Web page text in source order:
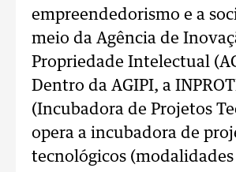
empreendedorismo e a
meio da Agência de
Propriedade Intelectual
Dentro da AGIPI, a
(Incubadora de Projetos
opera a incubadora de
tecnológicos